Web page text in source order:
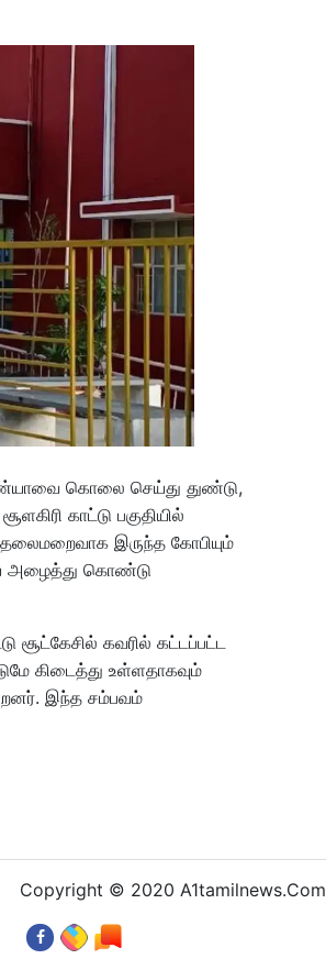
கொலை செய்து துண்டு,
காட்டு பகுதியில்
தலைமறைவாக இருந்த கோபியும்
அழைத்து கொண்டு
சூட்கேசில் கவரில் கட்டப்பட்ட
கிடைத்து உள்ளதாகவும்
இந்த சம்பவம்
Copyright © 2020 A1tamilnews.Com